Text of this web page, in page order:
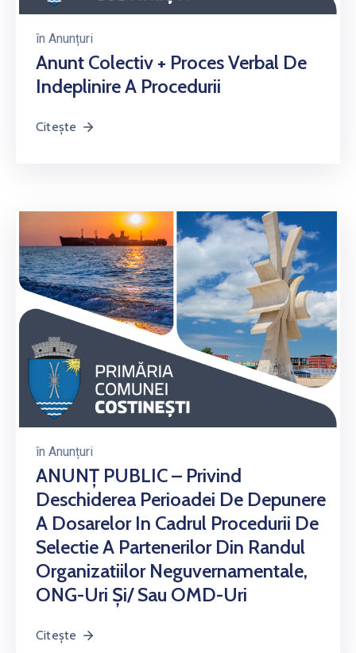
în Anunțuri
Anunt Colectiv + Proces Verbal De
Indeplinire A Procedurii
Citește
în Anunțuri
ANUNȚ PUBLIC – Privind
Deschiderea Perioadei De Depunere
A Dosarelor In Cadrul Procedurii De
Selectie A Partenerilor Din Randul
Organizatiilor Neguvernamentale,
ONG-Uri Și/ Sau OMD-Uri
Citește